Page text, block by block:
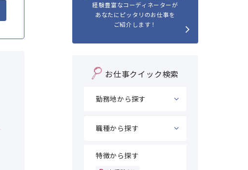
経験豊富なコーディネーターが
あなたにピッタリのお仕事を
ご紹介します！
お仕事クイック検索
特徴から探す